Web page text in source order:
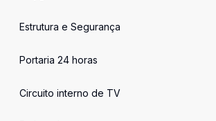
Estrutura e Segurança
Portaria 24 horas
Circuito interno de TV